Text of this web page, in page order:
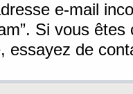
e-mail
Si vous
essayez de